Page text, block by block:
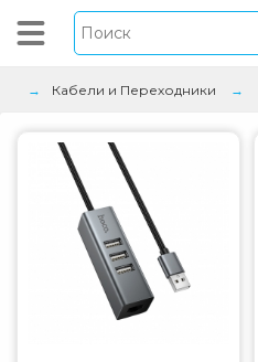
Кабели и Переходники